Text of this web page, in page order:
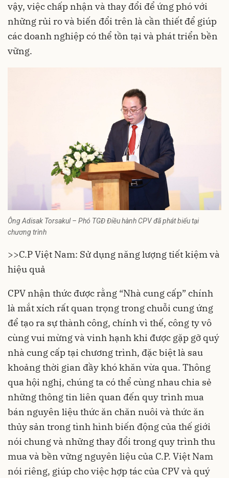
vậy, việc chấp nhận và thay đổi để ứng phó với
những rủi ro và biến đổi trên là cần thiết để giúp
các doanh nghiệp có thể tồn tại và phát triển bền
vững.
Ông Adisak Torsakul – Phó TGĐ Điều hành CPV đã phát biểu tại
chương trình
>>C.P Việt Nam: Sử dụng năng lượng tiết kiệm và
hiệu quả
CPV nhận thức được rằng “Nhà cung cấp” chính
là mắt xích rất quan trọng trong chuỗi cung ứng
để tạo ra sự thành công, chính vì thế, công ty vô
cùng vui mừng và vinh hạnh khi được gặp gỡ quý
nhà cung cấp tại chương trình, đặc biệt là sau
khoảng thời gian đầy khó khăn vừa qua. Thông
qua hội nghị, chúng ta có thể cùng nhau chia sẻ
những thông tin liên quan đến quy trình mua
bán nguyên liệu thức ăn chăn nuôi và thức ăn
thủy sản trong tình hình biến động của thế giới
nói chung và những thay đổi trong quy trình thu
mua và bền vững nguyên liệu của C.P. Việt Nam
nói riêng, giúp cho việc hợp tác của CPV và quý